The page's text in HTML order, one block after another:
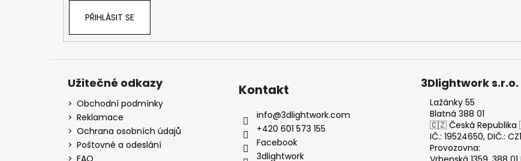
PŘIHLÁSIT SE
Užitečné odkazy
Obchodní podmínky
Reklamace
Ochrana osobních údajů
Poštovné a odeslání
FAQ
Kontakt
info@3dlightwork.com
+420 601 573 155
Facebook
3dlightwork
3Dlightwork s.r.o.
Lažánky 55
Blatná 388 01
🇨🇿 Česká
IČ.: 19524650, DIČ.:
Provozovna: